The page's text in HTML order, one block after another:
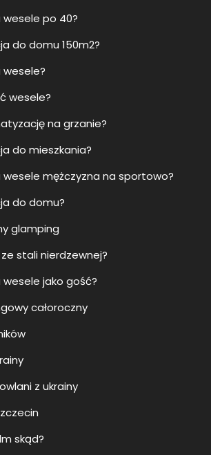
wesele po 40?
do domu 150m2?
wesele?
wesele?
na grzanie?
do mieszkania?
wesele mężczyzna na sportowo?
do domu?
glamping
stali nierdzewnej?
jako gość?
całoroczny
z ukrainy
skąd?